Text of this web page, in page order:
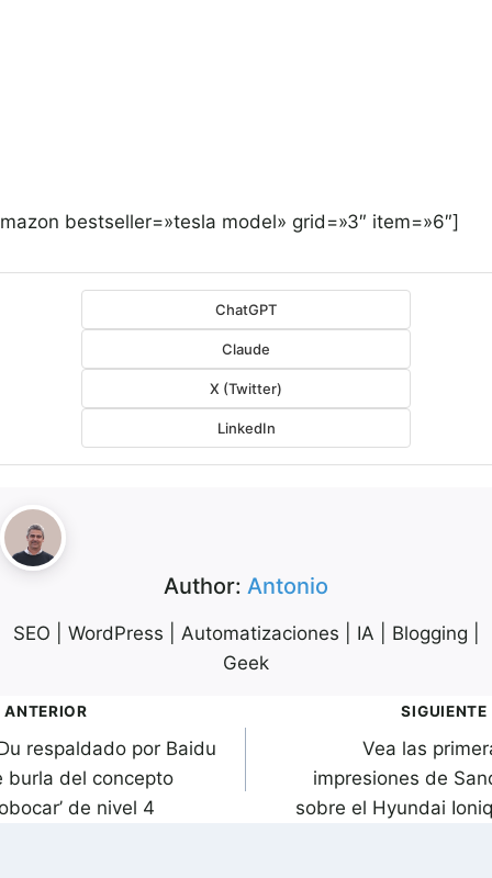
bestseller=»tesla model» grid=»3″ item=»6″]
ChatGPT
Claude
X (Twitter)
LinkedIn
Author: Antonio
SEO | WordPress | Automatizaciones | IA | Blogging |
Geek
ANTERIOR
respaldado por Baidu
burla del concepto
de nivel 4
SIGUIENTE
Vea las
impresiones de
sobre el Hyundai